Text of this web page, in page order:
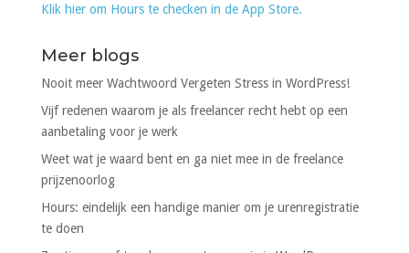
Klik hier om Hours te checken in de App Store.
Meer blogs
Nooit meer Wachtwoord Vergeten Stress in WordPress!
Vijf redenen waarom je als freelancer recht hebt op een
aanbetaling voor je werk
Weet wat je waard bent en ga niet mee in de freelance
prijzenoorlog
Hours: eindelijk een handige manier om je urenregistratie
te doen